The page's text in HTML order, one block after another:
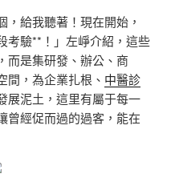
給我聽著！現在開始，
考驗**！」左崢介紹，這些
而是集研發、辦公、商
間，為企業扎根、 中醫診
展泥土，這里有屬于每一
曾經促而過的過客，能在